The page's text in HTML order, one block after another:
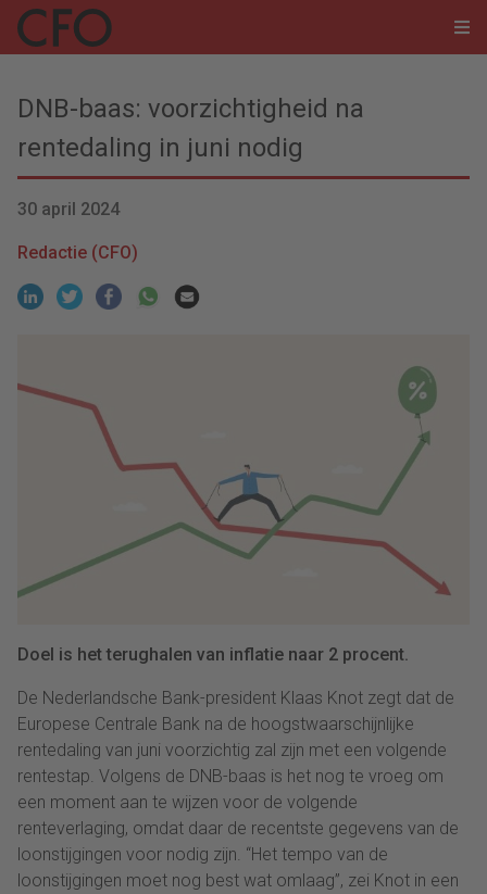
DNB-baas: voorzichtigheid na
rentedaling in juni nodig
30 april 2024
Redactie (CFO)
Doel is het terughalen van inflatie naar 2 procent.
De Nederlandsche Bank-president Klaas Knot zegt dat de
Europese Centrale Bank na de hoogstwaarschijnlijke
rentedaling van juni voorzichtig zal zijn met een volgende
rentestap. Volgens de DNB-baas is het nog te vroeg om
een moment aan te wijzen voor de volgende
renteverlaging, omdat daar de recentste gegevens van de
loonstijgingen voor nodig zijn. “Het tempo van de
loonstijgingen moet nog best wat omlaag”, zei Knot in een